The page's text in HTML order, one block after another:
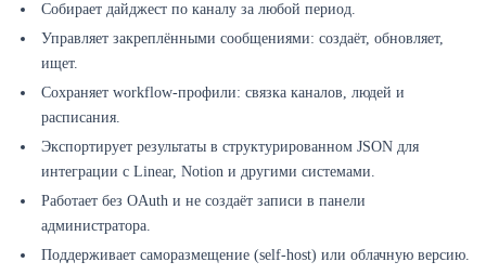
Собирает дайджест по каналу за любой период.
Управляет закреплёнными сообщениями: создаёт, обновляет,
ищет.
Сохраняет workflow-профили: связка каналов, людей и
расписания.
Экспортирует результаты в структурированном JSON для
интеграции с Linear, Notion и другими системами.
Работает без OAuth и не создаёт записи в панели
администратора.
Поддерживает саморазмещение (self-host) или облачную версию.